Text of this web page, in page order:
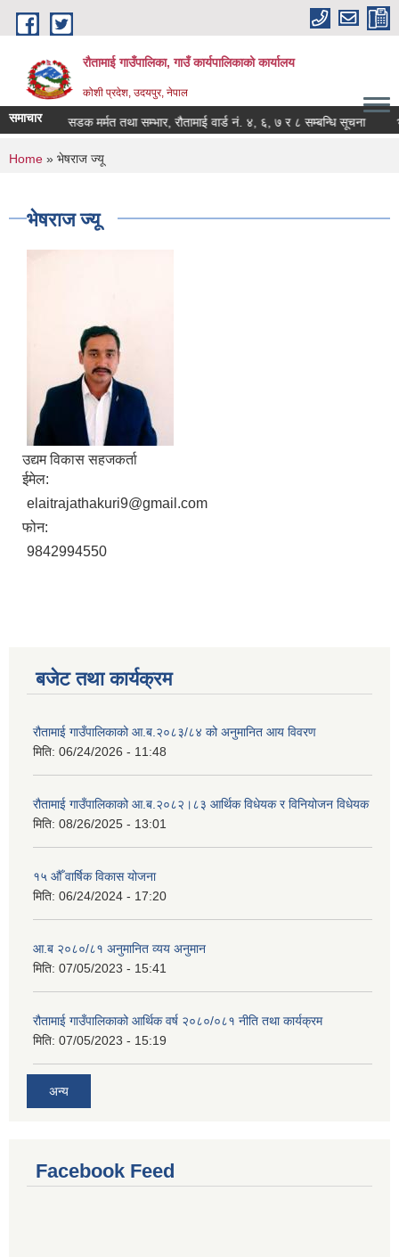
Skip to main content
रौतामाई गाउँपालिका, गाउँ कार्यपालिकाको कार्यालय
कोशी प्रदेश, उदयपुर, नेपाल
समाचार
विगारेको सडक मर्मत तथा सम्भार, रौतामाई वार्ड नं. ४, ६, ७ र ८ सम्बन्धि सूचना
You are here
Home » भेषराज ज्यू
भेषराज ज्यू
उद्यम विकास सहजकर्ता
ईमेल:
elaitrajathakuri9@gmail.com
फोन:
9842994550
बजेट तथा कार्यक्रम
रौतामाई गाउँपालिकाको आ.ब.२०८३/८४ को अनुमानित आय विवरण
मिति: 06/24/2026 - 11:48
रौतामाई गाउँपालिकाको आ.ब.२०८२।८३ आर्थिक विधेयक र विनियोजन विधेयक
मिति: 08/26/2025 - 13:01
१५ औँ वार्षिक विकास योजना
मिति: 06/24/2024 - 17:20
आ.ब २०८०/८१ अनुमानित व्यय अनुमान
मिति: 07/05/2023 - 15:41
रौतामाई गाउँपालिकाको आर्थिक वर्ष २०८०/०८१ नीति तथा कार्यक्रम
मिति: 07/05/2023 - 15:19
अन्य
Facebook Feed